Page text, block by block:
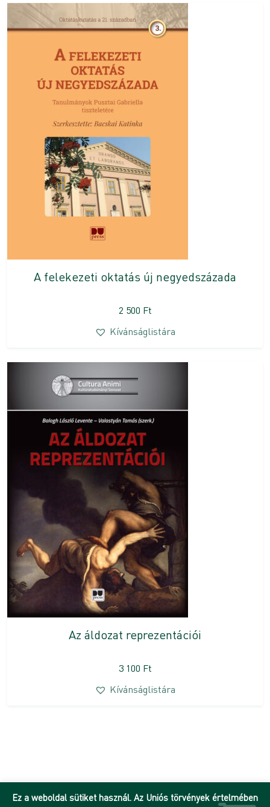
A felekezeti oktatás új negyedszázada
2 500 Ft
Kívánságlistára
Az áldozat reprezentációi
3 100 Ft
Kívánságlistára
Ez a weboldal sütiket használ. Az Uniós törvények értelmében